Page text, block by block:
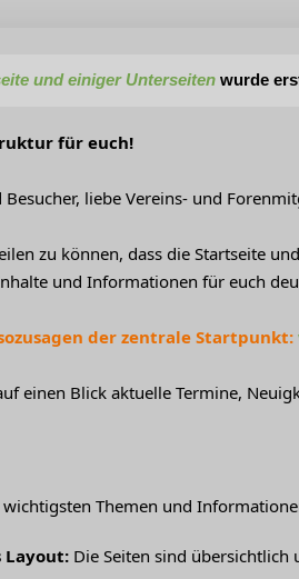
und einiger Unterseiten wurde
für euch!
liebe Vereins- und
zu können, dass die Startseite
und Informationen für euch
der zentrale Startpunkt:
einen Blick aktuelle Termine,
wichtigsten Themen und
Layout: Die Seiten sind übersichtlich